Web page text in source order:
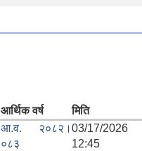
आर्थिक वर्ष मिति
आ.व. २०८२।
०८३
03/17/
12:45